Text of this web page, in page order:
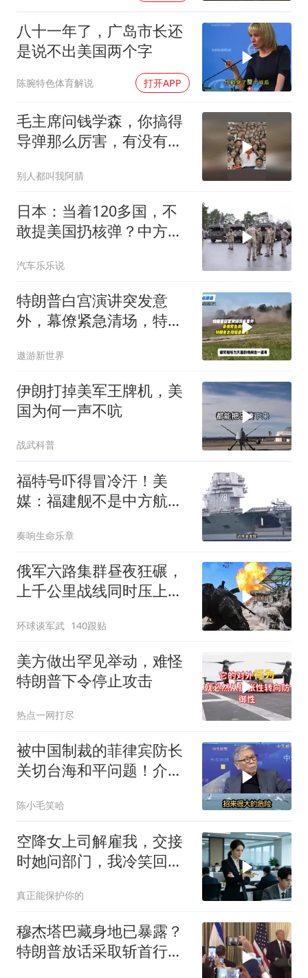
八十一年了，广岛市长还
是说不出美国两个字
陈腕特色体育解说 打开APP
毛主席问钱学森，你搞得
导弹那么厉害，有没有办
别人都叫我阿腈
日本：当着120多国，不
敢提美国扔核弹？中方：
汽车乐乐说
特朗普白宫演讲突发意
外，幕僚紧急清场，特朗
遨游新世界
伊朗打掉美军王牌机，美
国为何一声不吭
战武科普
福特号吓得冒冷汗！美
媒：福建舰不是中方航母
奏响生命乐章
俄军六路集群昼夜狂碾，
上千公里战线同时压上，
制打残
环球谈军武 140跟贴
美方做出罕见举动，难怪
特朗普下令停止攻击
热点一网打尽
被中国制裁的菲律宾防长
关切台海和平问题！介文
陈小毛笑哈
空降女上司解雇我，交接
时她问部门，我冷笑回
真正能保护你的
穆杰塔巴藏身地已暴露？
特朗普放话采取斩首行